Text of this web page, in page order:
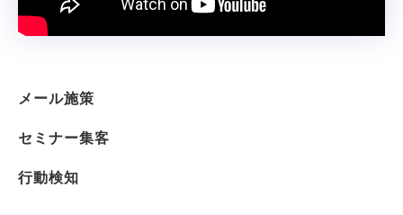
メール施策
セミナー集客
行動検知